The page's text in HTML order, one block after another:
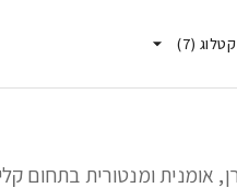
קטלוג (
7
)